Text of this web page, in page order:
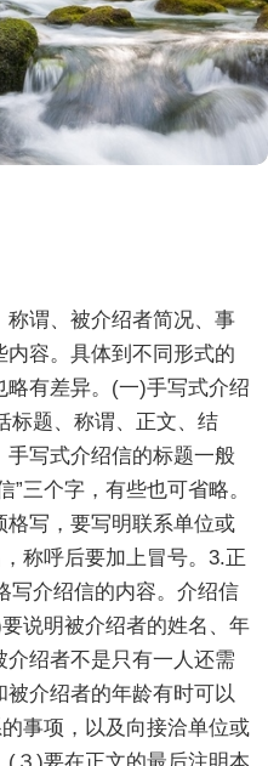
谓、被介绍者简况、事
容。具体到不同形式的
有差异。(一)手写式介绍
题、称谓、正文、结
写式介绍信的标题一般
”三个字，有些也可省略。
写，要写明联系单位或
称呼后要加上冒号。3.正
介绍信的内容。介绍信
说明被介绍者的姓名、年
绍者不是只有一人还需
介绍者的年龄有时可以
事项，以及向接洽单位或
３)要在正文的最后注明本